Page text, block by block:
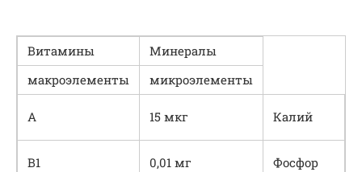
Витамины
Минералы
макроэлементы
микроэлементы
А 15 мкг Калий
В1 0,01 мг Фосфор